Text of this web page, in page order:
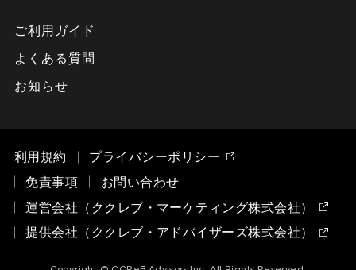
ご利用ガイド
よくある質問
お知らせ
利用規約
プライバシーポリシー
免責事項
お問い合わせ
運営会社（ククレブ・マーケティング株式会社）
提供会社（ククレブ・アドバイザーズ株式会社）